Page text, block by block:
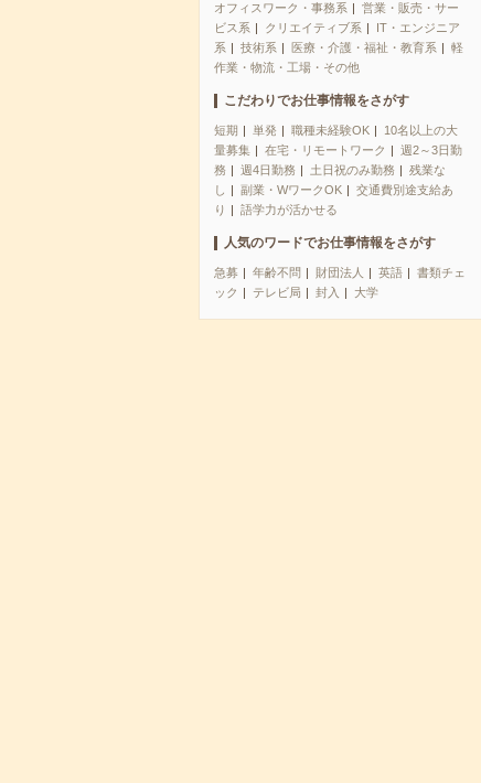
オフィスワーク・事務系
営業・販売・サー
ビス系
クリエイティブ系
IT・エンジニア
系
技術系 医療・介護・福祉・教育系
軽
作業・物流・工場・その他
こだわりでお仕事情報をさがす
短期 単発 職種未経験OK
10名以上の大
量募集
在宅・リモートワーク
週2～3日勤
務
週4日勤務 土日祝のみ勤務
残業な
し
副業・WワークOK
交通費別途支給あ
り
語学力が活かせる
人気のワードでお仕事情報をさがす
急募 年齢不問 財団法人 英語
書類チェ
ック
テレビ局 封入 大学